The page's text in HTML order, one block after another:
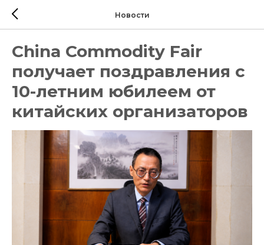
Новости
China Commodity Fair
получает поздравления с
10-летним юбилеем от
китайских организаторов